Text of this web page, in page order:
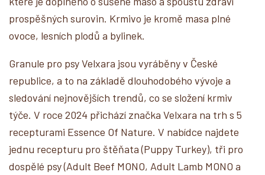
prospěšných surovin. Krmivo je kromě masa plné
ovoce, lesních plodů a bylinek.
Granule pro psy Velxara jsou vyráběny v České
republice, a to na základě dlouhodobého vývoje a
sledování nejnovějších trendů, co se složení krmiv
týče. V roce 2024 přichází značka Velxara na trh s 5
recepturami Essence Of Nature. V nabídce najdete
jednu recepturu pro štěňata (Puppy Turkey), tři pro
dospělé psy (Adult Beef MONO, Adult Lamb MONO a